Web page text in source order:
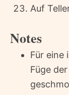
Auf
Notes
Für eine
Füge